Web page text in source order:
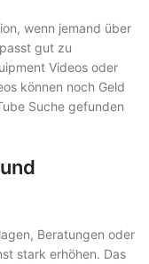
wenn jemand über
gut zu
Videos oder
können noch Geld
Suche gefunden
Beratungen oder
stark erhöhen. Das